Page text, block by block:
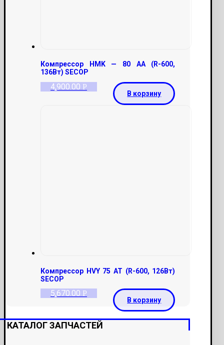
Компрессор HMK — 80 AA (R-600,
136Вт) SECOP
4,900.00 Р
В корзину
Компрессор HVY 75 AT (R-600, 126Вт)
SECOP
5,670.00 Р
В корзину
КАТАЛОГ ЗАПЧАСТЕЙ